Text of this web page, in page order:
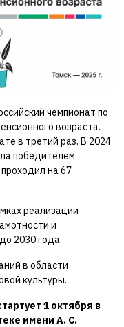
чемпионат по
возраста.
в третий раз. В 2024
победителем
на 67
реализации
и
2030 года.
в области
культуры.
1 октября в
имени А. С.